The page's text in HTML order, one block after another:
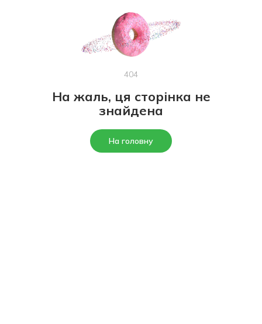
404
На жаль, ця сторінка не
знайдена
На головну